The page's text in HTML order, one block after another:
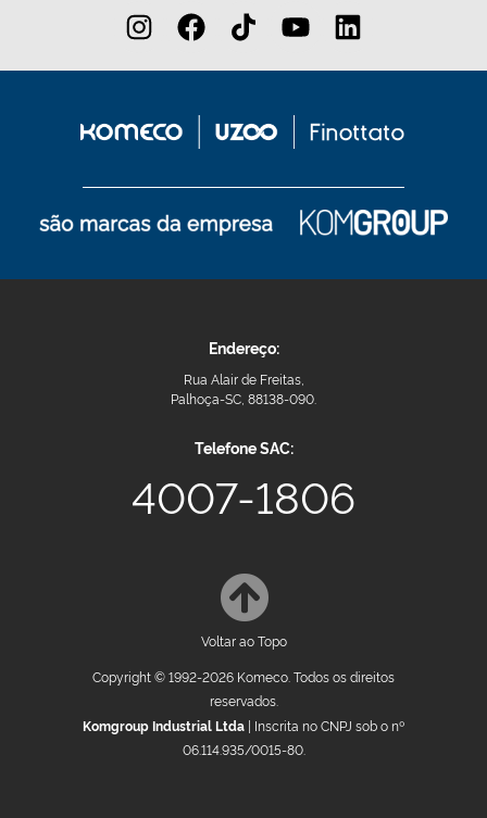
Endereço:
Rua Alair de Freitas,
Palhoça-SC, 88138-090.
Telefone SAC:
4007-1806
Voltar ao Topo
Copyright © 1992-2026 Komeco. Todos os direitos
reservados.
Komgroup Industrial Ltda | Inscrita no CNPJ sob o nº
06.114.935/0015-80.